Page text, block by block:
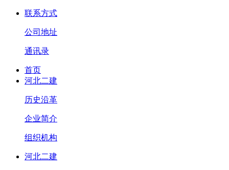
联系方式
公司地址
通讯录
首页
河北二建
历史沿革
企业简介
组织机构
河北二建